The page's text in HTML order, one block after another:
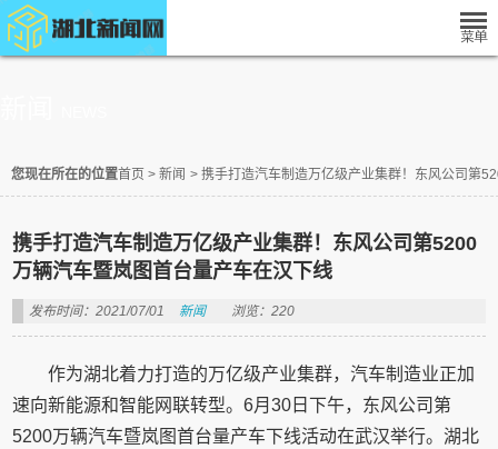
您现在所在的位置首页 > 新闻 > 携手打造汽车制造万亿级产业集群！东风公司第
携手打造汽车制造万亿级产业集群！东风公司第5200
万辆汽车暨岚图首台量产车在汉下线
发布时间：2021/07/01 新闻 浏览：220
作为湖北着力打造的万亿级产业集群，汽车制造业正加
速向新能源和智能网联转型。6月30日下午，东风公司第
5200万辆汽车暨岚图首台量产车下线活动在武汉举行。湖北